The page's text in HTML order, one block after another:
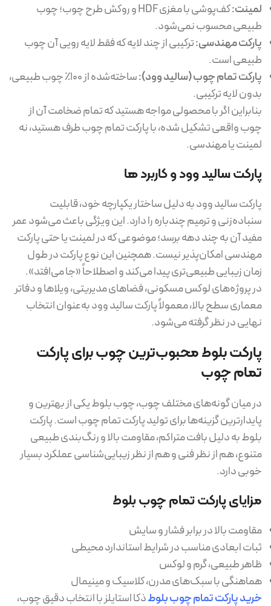
لمینت:
کف‌پوشی با مغزی HDF و روکش طرح چوب؛ چوب
طبیعی محسوب نمی‌شود.
پارکت مهندسی:ترکیبی از چند لایه که فقط لایه رویی آن چوب
طبیعی است.
پارکت تمام چوب (سالید وود):
ساخته‌شده از ۱۰۰٪ چوب طبیعی،
بدون لایه ترکیبی.
بنابراین اگر با محصولی مواجه هستید که تمام ضخامت آن از
چوب واقعی تشکیل شده، با پارکت تمام چوب طرف هستید، نه
لمینت یا مهندسی.
پارکت سالید وود و کاربرد ها
پارکت سالید وود به دلیل ساختار یکپارچه خود، قابلیت
سنباده‌زنی و ترمیم چندباره را دارد. این ویژگی باعث می‌شود عمر
مفید آن به چند دهه برسد؛ موضوعی که در لمینت یا حتی پارکت
مهندسی امکان‌پذیر نیست. همچنین این نوع پارکت در طول
زمان زیبایی طبیعی‌تری پیدا می‌کند و اصطلاحاً «جا می‌افتد».
در پروژه‌های لوکس مسکونی، فضاهای مدیریتی، ویلاها و دفاتر
معماری سطح بالا، معمولاً پارکت سالید وود به‌عنوان انتخاب
نهایی در نظر گرفته می‌شود.
پارکت بلوط محبوب‌ترین چوب برای پارکت
تمام چوب
در میان گونه‌های مختلف چوب، چوب بلوط یکی از بهترین و
پایدارترین گزینه‌ها برای تولید پارکت تمام چوب است. پارکت
بلوط به دلیل بافت متراکم، مقاومت بالا و رنگ‌بندی طبیعی
متنوع، هم از نظر فنی و هم از نظر زیبایی‌شناسی عملکرد بسیار
خوبی دارد.
مزایای پارکت تمام چوب بلوط
مقاومت بالا در برابر فشار و سایش
ثبات ابعادی مناسب در شرایط استاندارد محیطی
ظاهر طبیعی، گرم و لوکس
هماهنگی با سبک‌های مدرن، کلاسیک و مینیمال
خرید پارکت تمام چوب بلوطذکا استایلز با انتخاب دقیق چوب،